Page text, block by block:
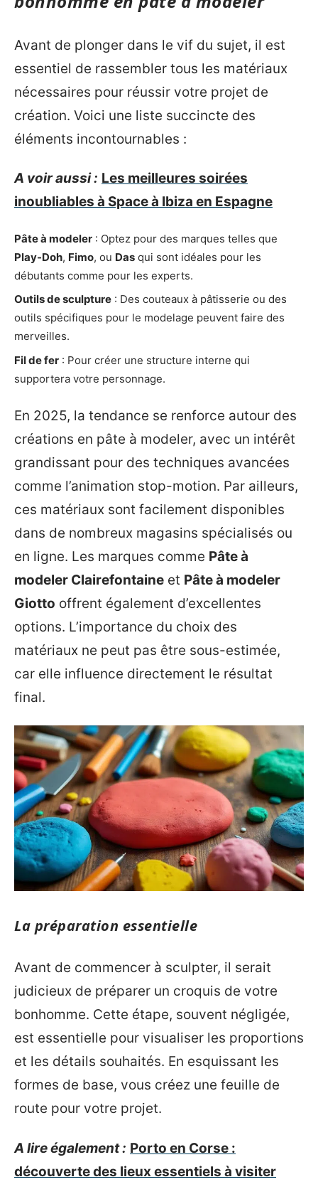
Avant de plonger dans le vif du sujet, il est
essentiel de rassembler tous les matériaux
nécessaires pour réussir votre projet de
création. Voici une liste succincte des
éléments incontournables :
A voir aussi : Les meilleures soirées
inoubliables à Space à Ibiza en Espagne
Pâte à modeler : Optez pour des marques telles que
Play-Doh, Fimo, ou Das qui sont idéales pour les
débutants comme pour les experts.
Outils de sculpture : Des couteaux à pâtisserie ou des
outils spécifiques pour le modelage peuvent faire des
merveilles.
Fil de fer : Pour créer une structure interne qui
supportera votre personnage.
En 2025, la tendance se renforce autour des
créations en pâte à modeler, avec un intérêt
grandissant pour des techniques avancées
comme l’animation stop-motion. Par ailleurs,
ces matériaux sont facilement disponibles
dans de nombreux magasins spécialisés ou
en ligne. Les marques comme Pâte à
modeler Clairefontaine et Pâte à modeler
Giotto offrent également d’excellentes
options. L’importance du choix des
matériaux ne peut pas être sous-estimée,
car elle influence directement le résultat
final.
La préparation essentielle
Avant de commencer à sculpter, il serait
judicieux de préparer un croquis de votre
bonhomme. Cette étape, souvent négligée,
est essentielle pour visualiser les proportions
et les détails souhaités. En esquissant les
formes de base, vous créez une feuille de
route pour votre projet.
A lire également : Porto en Corse :
découverte des lieux essentiels à visiter